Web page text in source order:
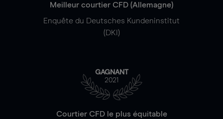
Meilleur courtier CFD (Allemagne)
Enquête du Deutsches Kundeninstitut
(DKI)
GAGNANT
2021
Courtier CFD le plus équitable